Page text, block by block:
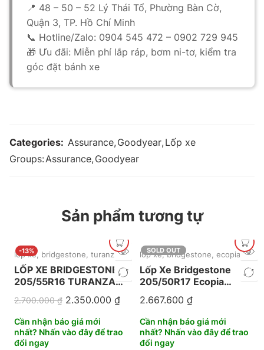
📍 48 – 50 – 52 Lý Thái Tổ, Phường Bàn Cờ,
Quận 3, TP. Hồ Chí Minh
📞 Hotline/Zalo: 0904 545 472 – 0902 729 945
🎁 Ưu đãi: Miễn phí lắp ráp, bơm ni-tơ, kiểm tra
góc đặt bánh xe
Categories: Assurance, Goodyear, Lốp xe
Groups:Assurance, Goodyear
Sản phẩm tương tự
-13%
lốp xe, bridgestone, turanza ,mới nhất
LỐP XE BRIDGESTONE
205/55R16 TURANZA
T06 VIETNAM
2.700.000₫ 2.350.000 ₫
Cần nhận báo giá mới
nhất? Nhấn vào đây để trao
đổi ngay
SOLD OUT
lốp xe,bridgestone, ecopia
Lốp Xe Bridgestone
205/50R17 Ecopia
EP4A
2.667.600 ₫
Cần nhận báo giá mới
nhất? Nhấn vào đây để trao
đổi ngay